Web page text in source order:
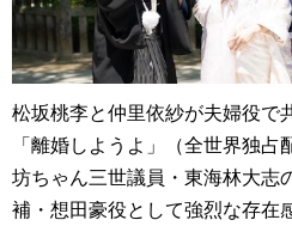
松坂桃李と仲里依紗が夫婦役で
「離婚しようよ」（全世界独
坊ちゃん三世議員・東海林大志
補・想田豪役として強烈な存在